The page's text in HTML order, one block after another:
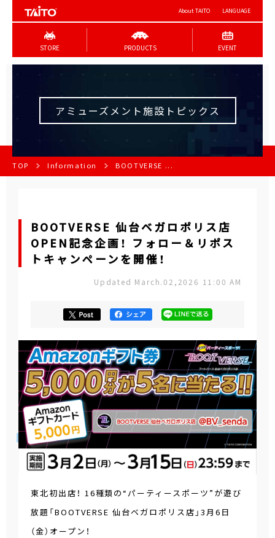
About TAITO LANGUAGE
STORE PRODUCTS EVENT
アミューズメント施設トピックス
TOP Information BOOTVERSE ...
BOOTVERSE 仙台ベガロポリス店
OPEN記念企画！ フォロー＆リポス
トキャンペーンを開催！
Updated March.02,2026 11:00 AM
東北初出店！ 16種類の“パーティースポーツ”が遊び
放題「BOOTVERSE 仙台ベガロポリス店」3月6日
（金）オープン！